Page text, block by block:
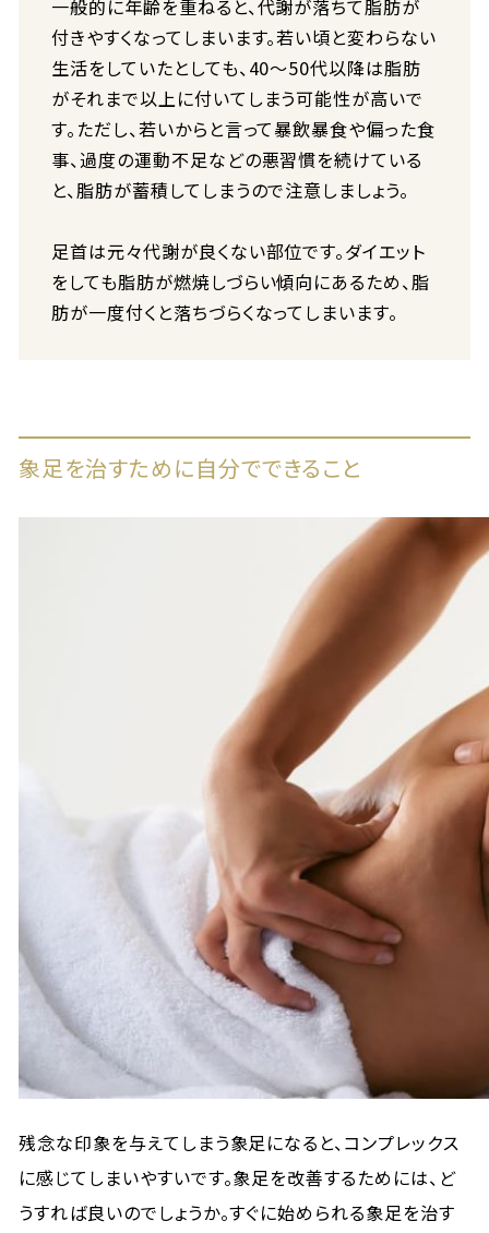
一般的に年齢を重ねると、代謝が落ちて脂肪が
付きやすくなってしまいます。若い頃と変わらない
生活をしていたとしても、40～50代以降は脂肪
がそれまで以上に付いてしまう可能性が高いで
す。ただし、若いからと言って暴飲暴食や偏った食
事、過度の運動不足などの悪習慣を続けている
と、脂肪が蓄積してしまうので注意しましょう。
足首は元々代謝が良くない部位です。ダイエット
をしても脂肪が燃焼しづらい傾向にあるため、脂
肪が一度付くと落ちづらくなってしまいます。
象足を治すために自分でできること
残念な印象を与えてしまう象足になると、コンプレックス
に感じてしまいやすいです。象足を改善するためには、ど
うすれば良いのでしょうか。すぐに始められる象足を治す